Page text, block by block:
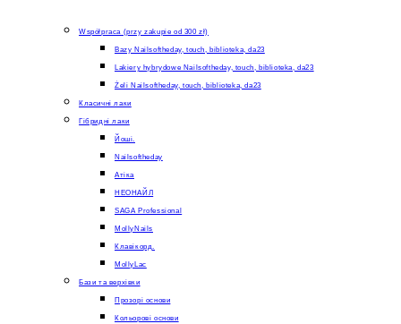
Współpraca (przy zakupie od 300 zł)
Bazy Nailsoftheday, touch, biblioteka, da23
Lakiery hybrydowe Nailsoftheday, touch, biblioteka, da23
Żeli Nailsoftheday, touch, biblioteka, da23
Класичні лаки
Гібридні лаки
Йоші.
Nailsoftheday
Атіка
НЕОНАЙЛ
SAGA Professional
MollyNails
Клавікорд.
MollyLac
Бази та верхівки
Прозорі основи
Кольорові основи